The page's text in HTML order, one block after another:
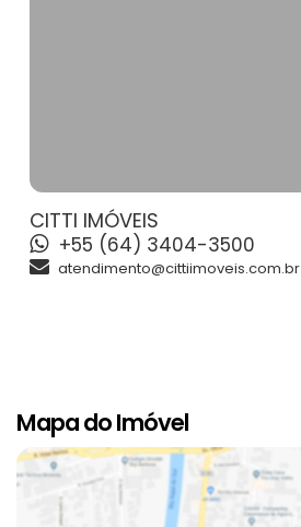
CITTI IMÓVEIS
+55 (64) 3404-3500
atendimento@cittiimoveis.com.br
Mapa do Imóvel